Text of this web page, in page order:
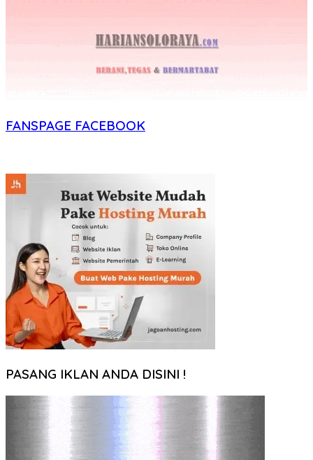
FANSPAGE FACEBOOK
PASANG IKLAN ANDA DISINI !